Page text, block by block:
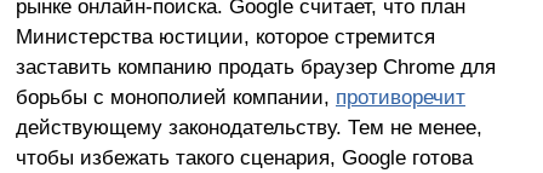
рынке онлайн-поиска. Google считает, что план
Министерства юстиции, которое стремится
заставить компанию продать браузер Chrome для
борьбы с монополией компании, противоречит
действующему законодательству. Тем не менее,
чтобы избежать такого сценария, Google готова